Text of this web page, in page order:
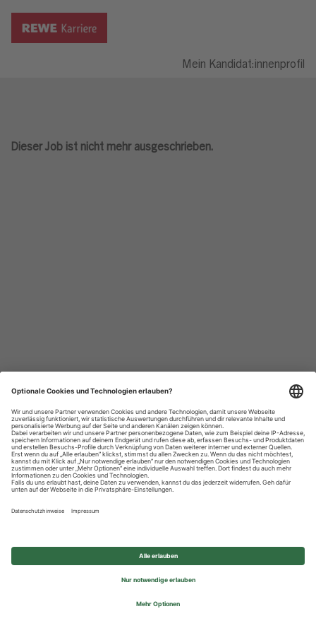
Mein Kandidat:innenprofil
Dieser Job ist nicht mehr ausgeschrieben.
Datenschutzhinweise
Impressum
Privatsphäre-Einstellungen
© 2026 REWE Group - All rights reserved